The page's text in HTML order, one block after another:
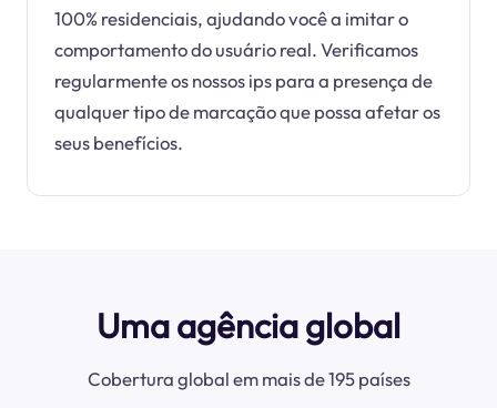
100% residenciais, ajudando você a imitar o
comportamento do usuário real. Verificamos
regularmente os nossos ips para a presença de
qualquer tipo de marcação que possa afetar os
seus benefícios.
Uma agência global
Cobertura global em mais de 195 países